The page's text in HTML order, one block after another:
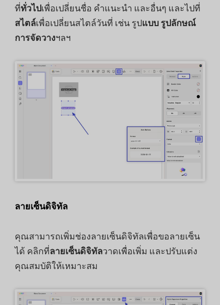
ที่ทั่วไปเพื่อเปลี่ยนชื่อ คำแนะนำ และอื่นๆ และไปที่
สไตล์เพื่อเปลี่ยนสไตล์วันที่ เช่น รูปแบบ รูปลักษณ์
การจัดวางฯลฯ
ลายเซ็นดิจิทัล
คุณสามารถเพิ่มช่องลายเซ็นดิจิทัลเพื่อขอลายเซ็น
ได้ คลิกที่ลายเซ็นดิจิทัลวาดเพื่อเพิ่ม และปรับแต่ง
คุณสมบัติให้เหมาะสม